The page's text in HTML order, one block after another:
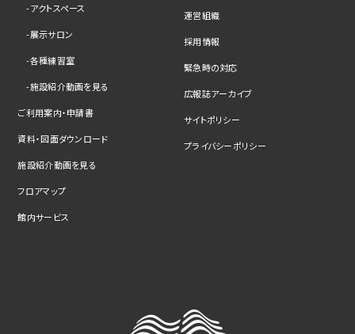
アクトスペース
展示サロン
各種練習室
施設紹介動画を見る
ご利用案内・申請書
資料・図面ダウンロード
施設紹介動画を見る
フロアマップ
館内サービス
運営組織
採用情報
緊急時の対応
広報誌アーカイブ
サイトポリシー
プライバシーポリシー